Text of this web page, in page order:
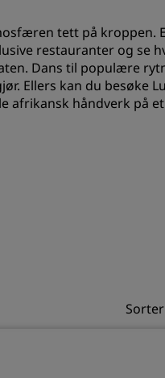
Hoteller i
Se bloggen
tett på kroppen.
restauranter og se
Dans til populære
Ellers kan du besøke
afrikansk håndverk på